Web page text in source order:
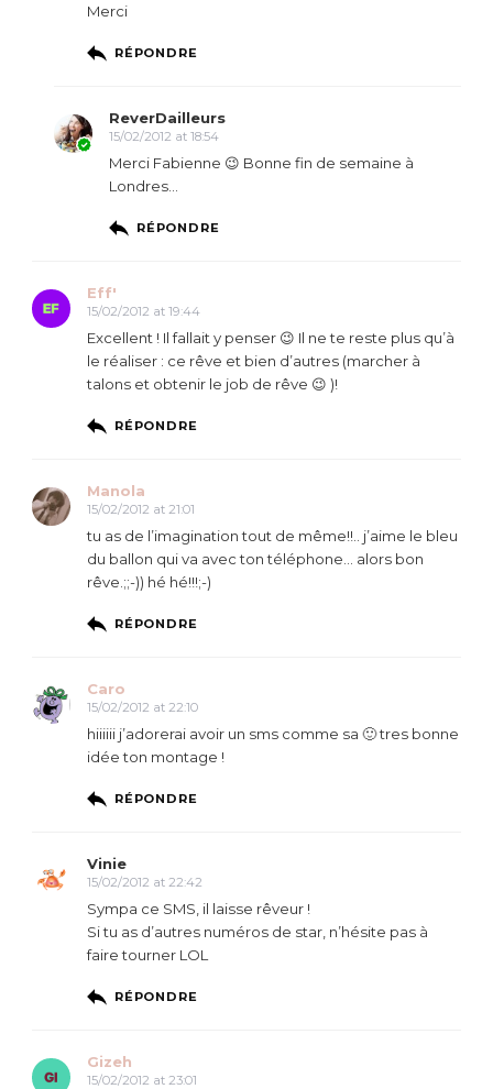
Merci
RÉPONDRE
ReverDailleurs
15/02/2012 at 18:54
Merci Fabienne 😉 Bonne fin de semaine à
Londres…
RÉPONDRE
Eff'
15/02/2012 at 19:44
Excellent ! Il fallait y penser 😉 Il ne te reste plus qu’à
le réaliser : ce rêve et bien d’autres (marcher à
talons et obtenir le job de rêve 😉 )!
RÉPONDRE
Manola
15/02/2012 at 21:01
tu as de l’imagination tout de même!!.. j’aime le bleu
du ballon qui va avec ton téléphone… alors bon
rêve.;;-)) hé hé!!!;-)
RÉPONDRE
Caro
15/02/2012 at 22:10
hiiiiii j’adorerai avoir un sms comme sa 🙂 tres bonne
idée ton montage !
RÉPONDRE
Vinie
15/02/2012 at 22:42
Sympa ce SMS, il laisse rêveur !
Si tu as d’autres numéros de star, n’hésite pas à
faire tourner LOL
RÉPONDRE
Gizeh
15/02/2012 at 23:01